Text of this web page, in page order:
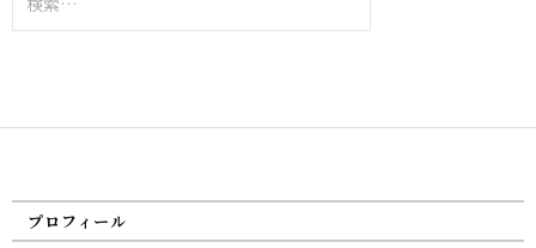
索:
プロフィール